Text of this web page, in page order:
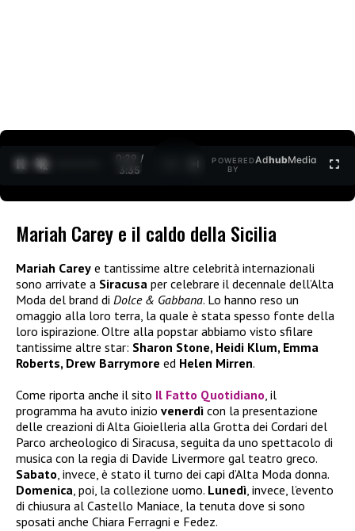
0:30 /
3:35
POWERED
BY
AdhubMedia
Mariah Carey e il caldo della Sicilia
Mariah Carey e tantissime altre celebrità internazionali
sono arrivate a Siracusa per celebrare il decennale dell’Alta
Moda del brand di Dolce & Gabbana. Lo hanno reso un
omaggio alla loro terra, la quale è stata spesso fonte della
loro ispirazione. Oltre alla popstar abbiamo visto sfilare
tantissime altre star: Sharon Stone, Heidi Klum, Emma
Roberts, Drew Barrymore ed Helen Mirren.
Come riporta anche il sito Il Fatto Quotidiano, il
programma ha avuto inizio venerdì con la presentazione
delle creazioni di Alta Gioielleria alla Grotta dei Cordari del
Parco archeologico di Siracusa, seguita da uno spettacolo di
musica con la regia di Davide Livermore gal teatro greco.
Sabato, invece, è stato il turno dei capi d’Alta Moda donna.
Domenica, poi, la collezione uomo. Lunedì, invece, l’evento
di chiusura al Castello Maniace, la tenuta dove si sono
sposati anche Chiara Ferragni e Fedez.